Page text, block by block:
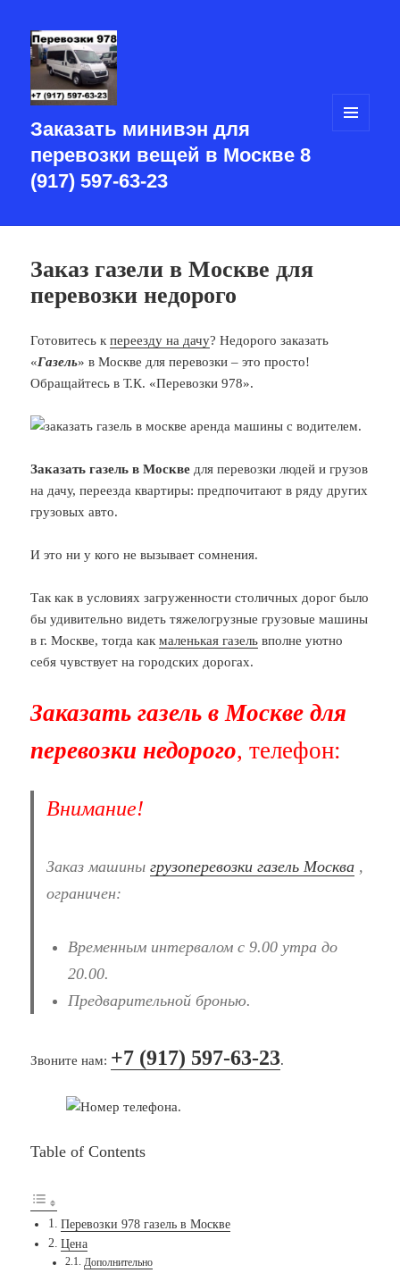
Заказать минивэн для
перевозки вещей в Москве 8
(917) 597-63-23
Заказ газели в Москве для
перевозки недорого
Готовитесь кпереезду на дачу? Недорого заказать
«Газель» в Москве для перевозки – это просто!
Обращайтесь в Т.К. «Перевозки 978».
Заказать газель в Москве для перевозки людей и грузов
на дачу, переезда квартиры: предпочитают в ряду других
грузовых авто.
И это ни у кого не вызывает сомнения.
Так как в условиях загруженности столичных дорог было
бы удивительно видеть тяжелогрузные грузовые машины
в г. Москве, тогда какмаленькая газель вполне уютно
себя чувствует на городских дорогах.
Заказать газель в Москве для
перевозки недорого, телефон:
Внимание!
Заказ машиныгрузоперевозки газель Москва ,
ограничен:
Временным интервалом с 9.00 утра до
20.00.
Предварительной бронью.
Звоните нам: +7 (917) 597-63-23.
Table of Contents
Перевозки 978 газель в Москве
Цена
Дополнительно